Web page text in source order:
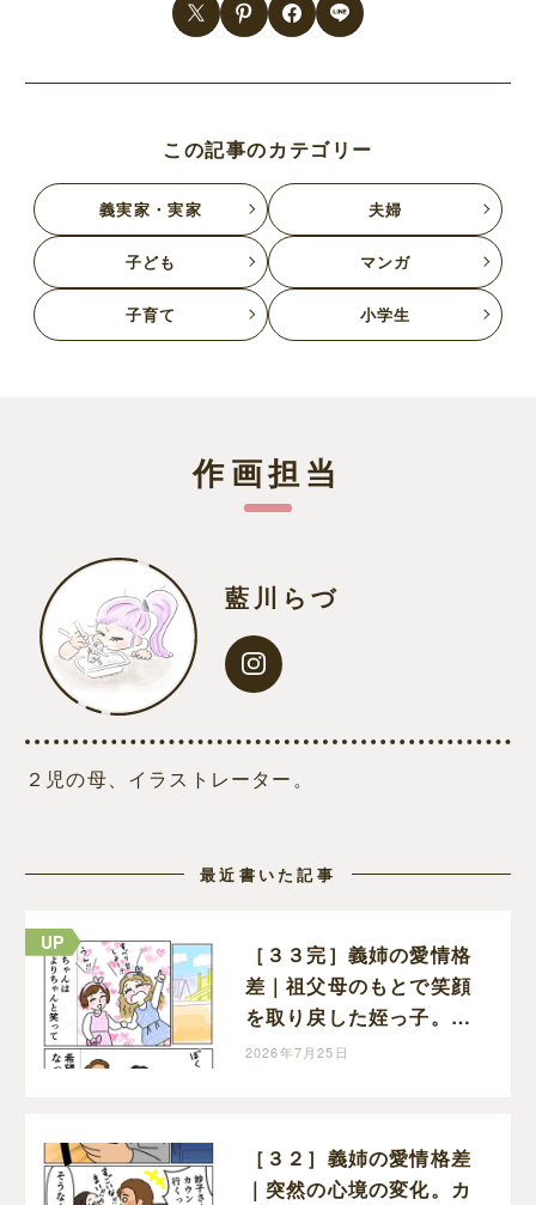
この記事のカテゴリー
義実家・実家 夫婦
子ども マンガ
子育て 小学生
作画担当
藍川らづ
２児の母、イラストレーター。
最近書いた記事
［３３完］義姉の愛情格
差｜祖父母のもとで笑顔
を取り戻した姪っ子。傷
は簡単に消えないけれど
2026年7月25日
［３２］義姉の愛情格差
｜突然の心境の変化。カ